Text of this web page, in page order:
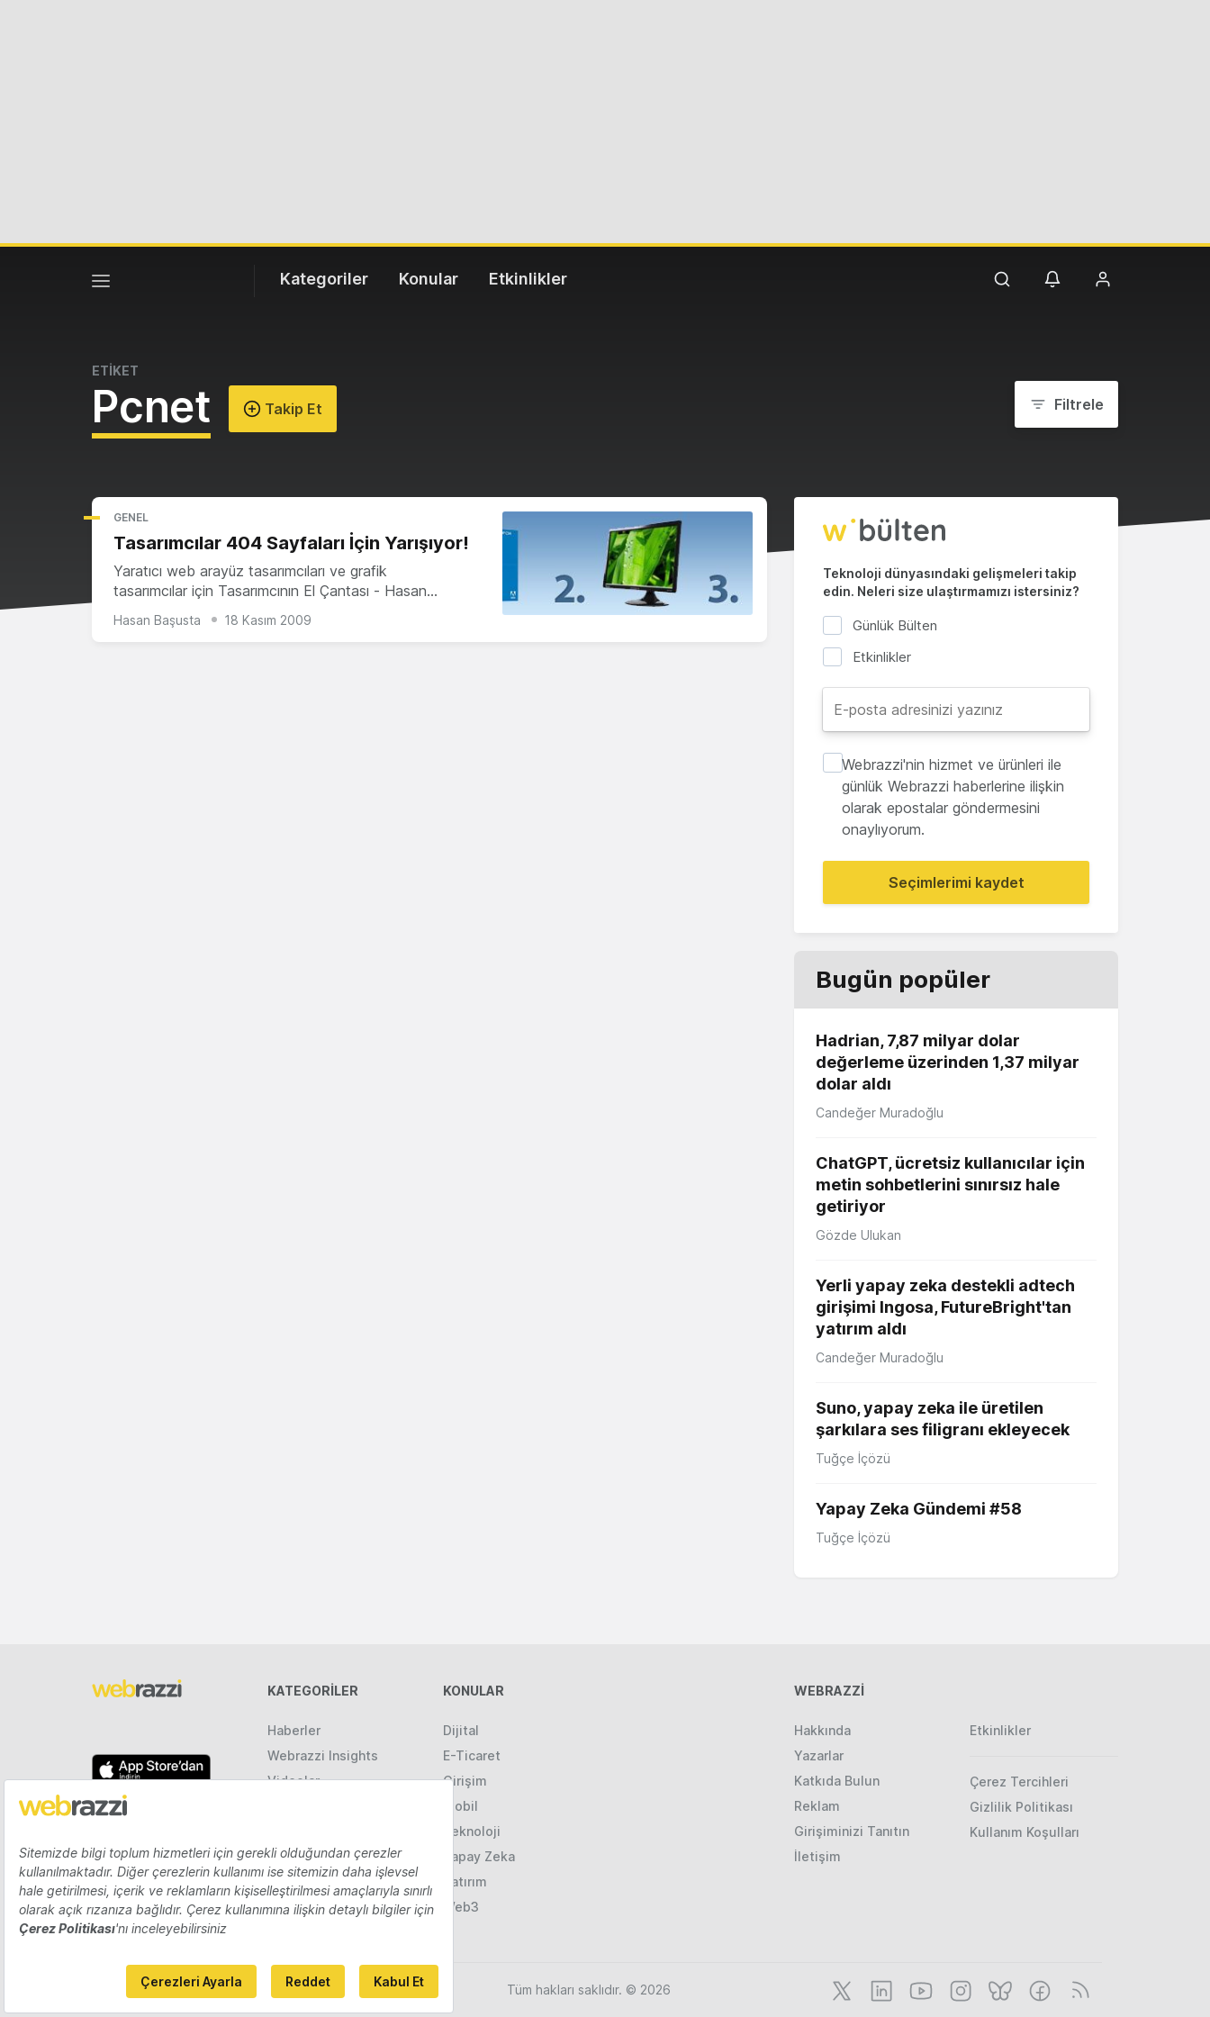
Kategoriler Konular Etkinlikler
ETİKET
Pcnet Takip Et Filtrele
GENEL
Tasarımcılar 404 Sayfaları İçin Yarışıyor!
Yaratıcı web arayüz tasarımcıları ve grafik
tasarımcılar için Tasarımcının El Çantası - Hasan…
Hasan Başusta 18 Kasım 2009
Teknoloji dünyasındaki gelişmeleri takip
edin. Neleri size ulaştırmamızı istersiniz?
Günlük Bülten
Etkinlikler
Webrazzi'nin hizmet ve ürünleri ile
günlük Webrazzi haberlerine ilişkin
olarak epostalar göndermesini
onaylıyorum.
Seçimlerimi kaydet
Bugün popüler
Hadrian, 7,87 milyar dolar
değerleme üzerinden 1,37 milyar
dolar aldı
Candeğer Muradoğlu
ChatGPT, ücretsiz kullanıcılar için
metin sohbetlerini sınırsız hale
getiriyor
Gözde Ulukan
Yerli yapay zeka destekli adtech
girişimi Ingosa, FutureBright'tan
yatırım aldı
Candeğer Muradoğlu
Suno, yapay zeka ile üretilen
şarkılara ses filigranı ekleyecek
Tuğçe İçözü
Yapay Zeka Gündemi #58
Tuğçe İçözü
KATEGORILER
Haberler
Webrazzi Insights
Videolar
KONULAR
Dijital
E-Ticaret
Girişim
Mobil
Teknoloji
Yapay Zeka
Yatırım
Web3
WEBRAZZİ
Hakkında
Yazarlar
Katkıda Bulun
Reklam
Girişiminizi Tanıtın
İletişim
Etkinlikler
Çerez Tercihleri
Gizlilik Politikası
Kullanım Koşulları
Tüm hakları saklıdır. © 2026